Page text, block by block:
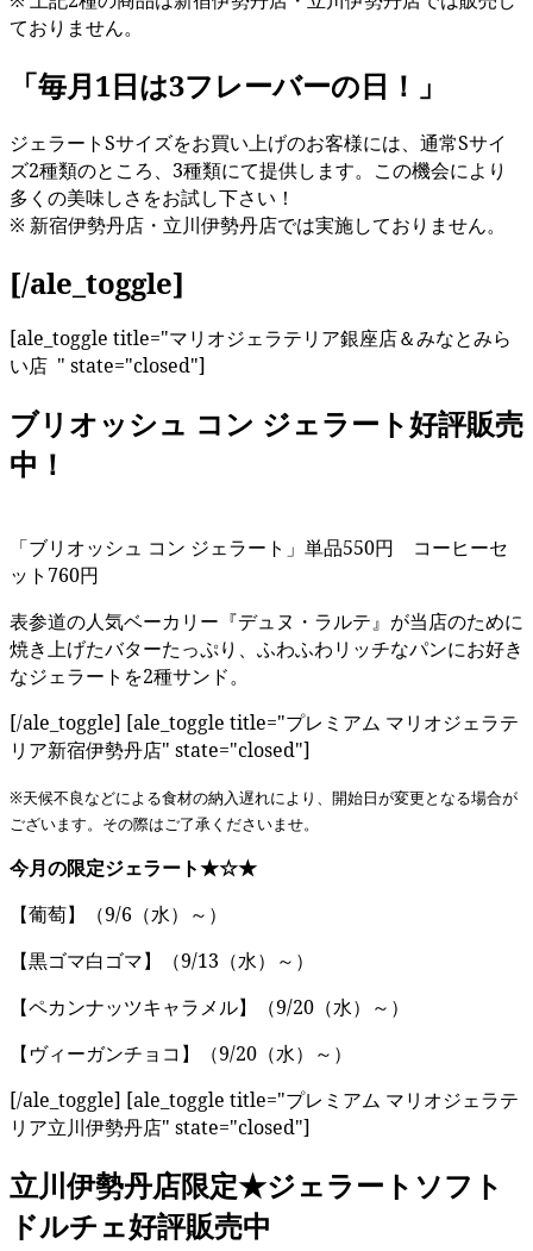
ておりません。
「毎月1日は3フレーバーの日！」
ジェラートSサイズをお買い上げのお客様には、通常Sサイ
ズ2種類のところ、3種類にて提供します。この機会により
多くの美味しさをお試し下さい！
※ 新宿伊勢丹店・立川伊勢丹店では実施しておりません。
[/ale_toggle]
[ale_toggle title="マリオジェラテリア銀座店＆みなとみら
い店 " state="closed"]
ブリオッシュ コン ジェラート好評販売
中！
「ブリオッシュ コン ジェラート」単品550円 コーヒーセ
ット760円
表参道の人気ベーカリー『デュヌ・ラルテ』が当店のために
焼き上げたバターたっぷり、ふわふわリッチなパンにお好き
なジェラートを2種サンド。
[/ale_toggle] [ale_toggle title="プレミアム マリオジェラテ
リア新宿伊勢丹店" state="closed"]
※天候不良などによる食材の納入遅れにより、開始日が変更となる場合が
ございます。 その際はご了承くださいませ。
今月の限定ジェラート★☆★
【葡萄】（9/6（水）～）
【黒ゴマ白ゴマ】（9/13（水）～）
【ペカンナッツキャラメル】（9/20（水）～）
【ヴィーガンチョコ】（9/20（水）～）
[/ale_toggle] [ale_toggle title="プレミアム マリオジェラテ
リア立川伊勢丹店" state="closed"]
立川伊勢丹店限定★ジェラートソフト
ドルチェ好評販売中